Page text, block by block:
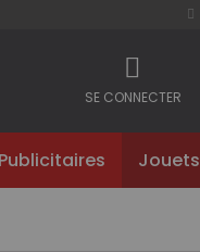
SE CONNECTER
Jouets